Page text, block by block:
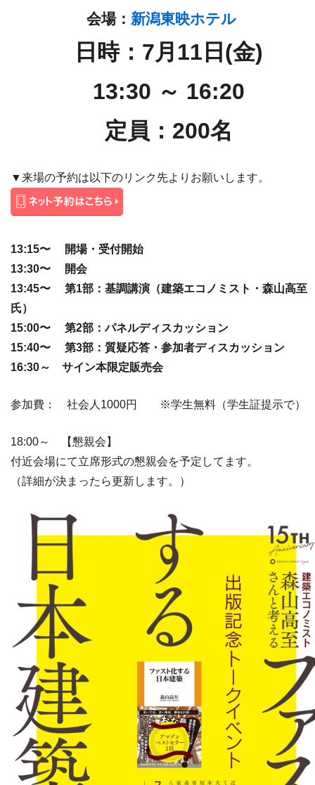
会場： 新潟東映ホテル
日時：7月11日(金)
13:30 ～ 16:20
定員：200名
▼来場の予約は以下のリンク先よりお願いします。
13:15〜 開場・受付開始
13:30〜 開会
13:45〜 第1部：基調講演（建築エコノミスト・森山高至
氏）
15:00〜 第2部：パネルディスカッション
15:40〜 第3部：質疑応答・参加者ディスカッション
16:30～ サイン本限定販売会
参加費： 社会人1000円 ※学生無料（学生証提示で）
18:00～ 【懇親会】
付近会場にて立席形式の懇親会を予定してます。
（詳細が決まったら更新します。）